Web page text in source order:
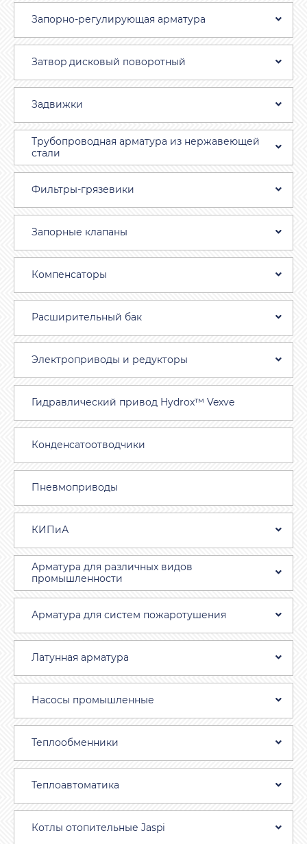
Запорно-регулирующая арматура
Затвоp дискoвый пoвoротный
Задвижки
Трубопроводная aрматура из нержавеющей
стали
Фильтры-грязевики
Запорные клапаны
Компенсаторы
Расширительный бак
Электроприводы и редукторы
Гидравлический привод Hydrox™ Vexve
Конденсатоотводчики
Пневмоприводы
КИПиА
Арматура для различных видов
промышленности
Арматура для систем пожаротушения
Латунная арматура
Насосы промышленные
Теплообменники
Теплоавтоматика
Котлы отопительные Jaspi